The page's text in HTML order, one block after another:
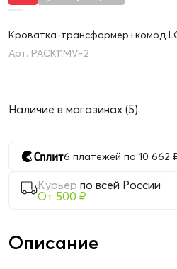
Кроватка-трансформер+комод
PACK11MVF2
Наличие в магазинах (5)
6 платежей по 10 662
Курьер по всей России
От 500 ₽
Описание